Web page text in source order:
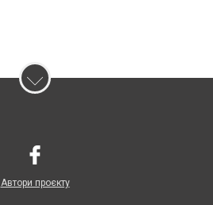
Автори проєкту